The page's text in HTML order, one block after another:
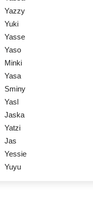
Yazzy
Yuki
Yasse
Yaso
Minki
Yasa
Sminy
Yasl
Jaska
Yatzi
Jas
Yessie
Yuyu